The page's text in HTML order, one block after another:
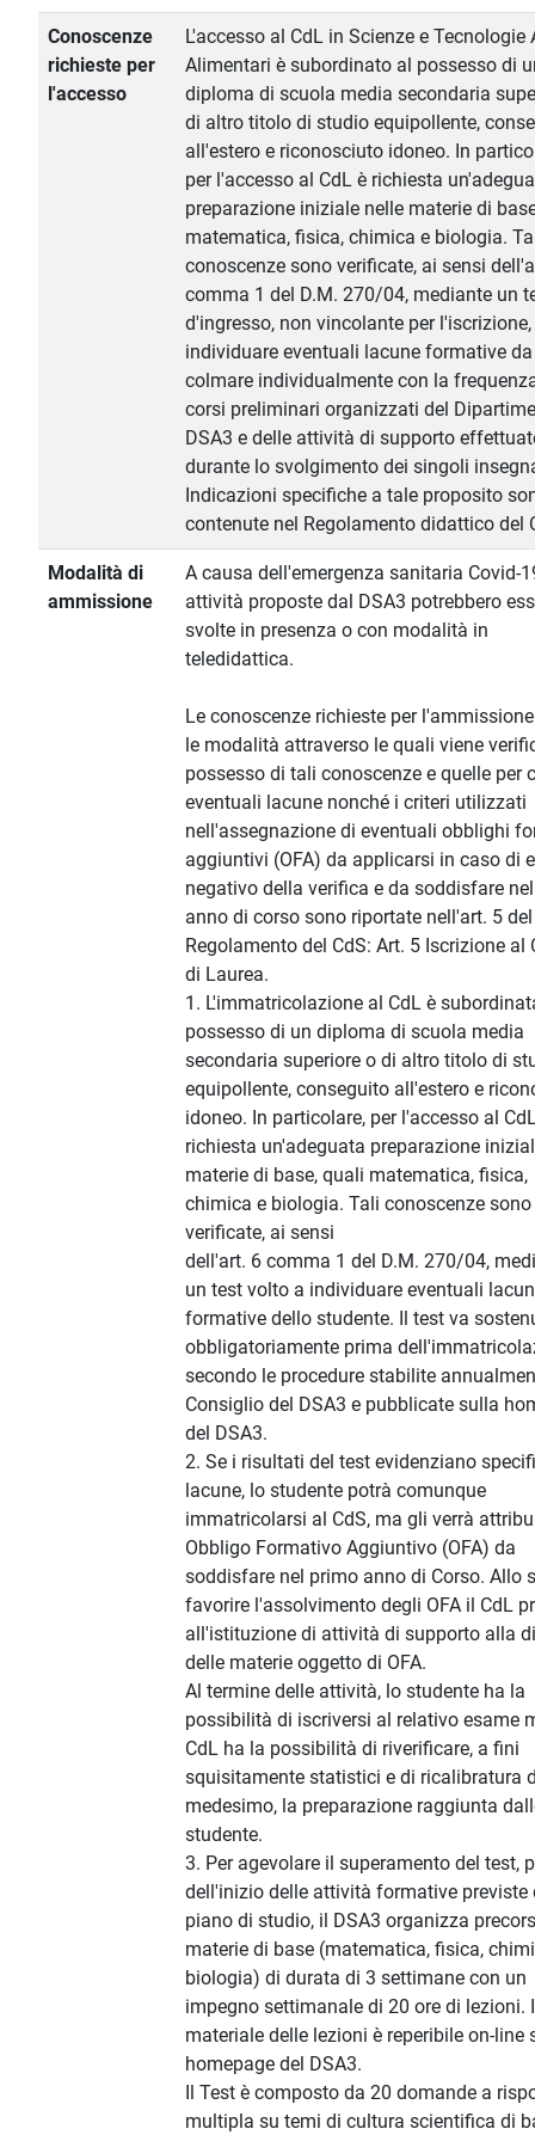
Conoscenze
richieste per
l'accesso
L'accesso al CdL in Scienze e Tecnologie
Alimentari è subordinato al possesso di
diploma di scuola media secondaria
di altro titolo di studio equipollente,
all'estero e riconosciuto idoneo. In
per l'accesso al CdL è richiesta
preparazione iniziale nelle materie di
matematica, fisica, chimica e biologia.
conoscenze sono verificate, ai sensi
comma 1 del D.M. 270/04, mediante un
d'ingresso, non vincolante per
individuare eventuali lacune formative da
colmare individualmente con la
corsi preliminari organizzati del
DSA3 e delle attività di supporto
durante lo svolgimento dei singoli
Indicazioni specifiche a tale proposito
contenute nel Regolamento didattico del
Modalità di
ammissione
A causa dell'emergenza sanitaria Covid-
attività proposte dal DSA3 potrebbero
svolte in presenza o con modalità in
teledidattica.
Le conoscenze richieste per
le modalità attraverso le quali viene
possesso di tali conoscenze e quelle per
eventuali lacune nonché i criteri utilizzati
nell'assegnazione di eventuali obblighi
aggiuntivi (OFA) da applicarsi in caso di
negativo della verifica e da soddisfare
anno di corso sono riportate nell'art. 5 del
Regolamento del CdS: Art. 5 Iscrizione al
di Laurea.
1. L'immatricolazione al CdL è
possesso di un diploma di scuola media
secondaria superiore o di altro titolo di
equipollente, conseguito all'estero e
idoneo. In particolare, per l'accesso al
richiesta un'adeguata preparazione
materie di base, quali matematica, fisica,
chimica e biologia. Tali conoscenze sono
verificate, ai sensi
dell'art. 6 comma 1 del D.M. 270/04,
un test volto a individuare eventuali
formative dello studente. Il test va
obbligatoriamente prima
secondo le procedure stabilite
Consiglio del DSA3 e pubblicate sulla
del DSA3.
2. Se i risultati del test evidenziano
lacune, lo studente potrà comunque
immatricolarsi al CdS, ma gli verrà
Obbligo Formativo Aggiuntivo (OFA) da
soddisfare nel primo anno di Corso. Allo
favorire l'assolvimento degli OFA il CdL
all'istituzione di attività di supporto alla
delle materie oggetto di OFA.
Al termine delle attività, lo studente ha la
possibilità di iscriversi al relativo esame
CdL ha la possibilità di riverificare, a fini
squisitamente statistici e di ricalibratura
medesimo, la preparazione raggiunta
studente.
3. Per agevolare il superamento del test,
dell'inizio delle attività formative previste
piano di studio, il DSA3 organizza
materie di base (matematica, fisica,
biologia) di durata di 3 settimane con un
impegno settimanale di 20 ore di lezioni.
materiale delle lezioni è reperibile on-line
homepage del DSA3.
Il Test è composto da 20 domande a
multipla su temi di cultura scientifica di